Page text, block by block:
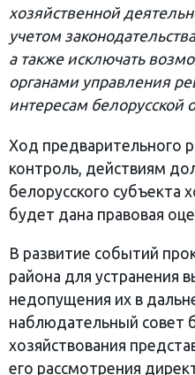
хозяйственной
учетом
а также исключать
органами управления
интересам белорусской
Ход предварительного
контроль, действиям
белорусского субъекта
будет дана правовая
В развитие событий
района для устранения
недопущения их в
наблюдательный совет
хозяйствования
его рассмотрения